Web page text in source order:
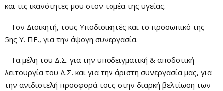
και τις ικανότητες μου στον τομέα της υγείας.
– Τον Διοικητή, τους Υποδιοικητές και το προσωπικό της
5ης Υ. ΠΕ., για την άψογη συνεργασία.
– Τα μέλη του Δ.Σ. για την υποδειγματική & αποδοτική
λειτουργία του Δ.Σ. και για την άριστη συνεργασία μας, για
την ανιδιοτελή προσφορά τους στην διαρκή βελτίωση των